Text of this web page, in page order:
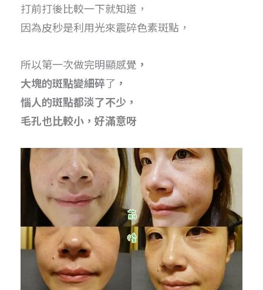
打前打後比較一下就知道，
因為皮秒是利用光來震碎色素斑點，
所以第一次做完明顯感覺 ，
大塊的斑點變細碎了 ，
惱人的斑點都淡了不少，
毛孔也比較小，好滿意呀